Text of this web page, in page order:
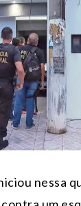
nessa